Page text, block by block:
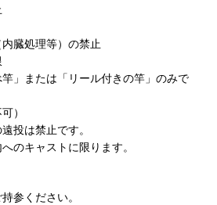
臓処理等）の禁止
」または「リール付きの竿」のみで
）
投は禁止です。
キャストに限ります。
参ください。